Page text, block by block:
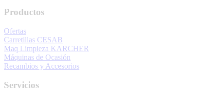
Productos
Ofertas
Carretillas CESAB
Maq Limpieza KARCHER
Máquinas de Ocasión
Recambios y Accesorios
Servicios